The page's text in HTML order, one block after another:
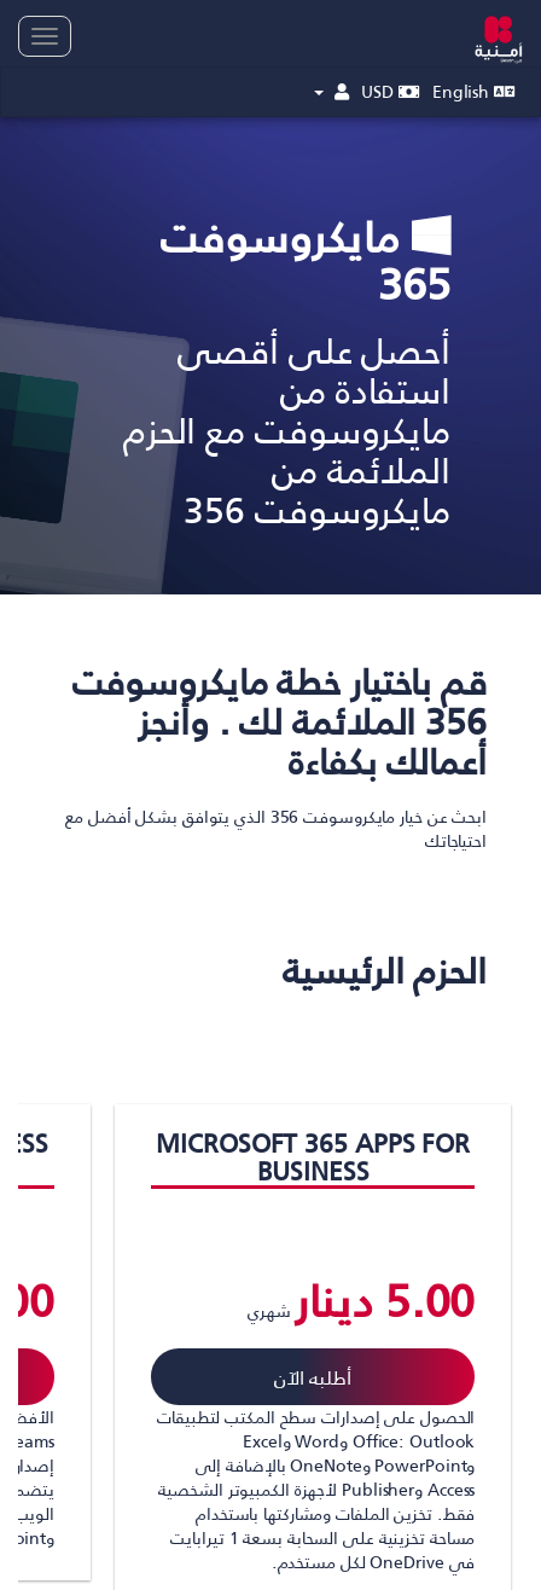
English
مايكروسوفت
365
أحصل على أقصى
استفادة من
مايكروسوفت مع الحزم
الملائمة من
مايكروسوفت 356
قم باختيار خطة مايكروسوفت
356 الملائمة لك . وأنجز
أعمالك بكفاءة
ابحث عن خيار مايكروسوفت 356 الذي يتوافق بشكل أفضل مع
احتياجاتك
الحزم الرئيسية
MICROSOFT 365 APPS FOR
BUSINESS
5.00 دينار شهري
أطلبه الآن
الحصول على إصدارات سطح المكتب لتطبيقات
Office: Outlook وWord وExcel
وPowerPoint وOneNote بالإضافة إلى
Access وPublisher لأجهزة الكمبيوتر الشخصية
فقط. تخزين الملفات ومشاركتها باستخدام
مساحة تخزينية على السحابة بسعة 1 تيرابايت
في OneDrive لكل مستخدم.
3.00
وPowerPoint.)